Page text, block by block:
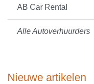
AB Car Rental
Alle Autoverhuurders
Nieuwe artikelen